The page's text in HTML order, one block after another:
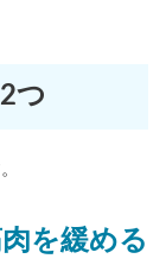
つ
を緩める